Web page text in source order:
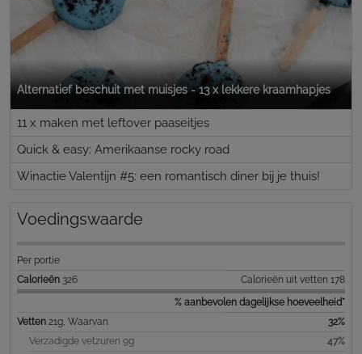
Alternatief beschuit met muisjes - 13 x lekkere kraamhapjes
11 x maken met leftover paaseitjes
Quick & easy: Amerikaanse rocky road
Winactie Valentijn #5: een romantisch diner bij je thuis!
Voedingswaarde
Per portie
Calorieën 326
Calorieën uit vetten 178
% aanbevolen dagelijkse hoeveelheid*
Vetten 21g, Waarvan
32%
Verzadigde vetzuren 9g
47%